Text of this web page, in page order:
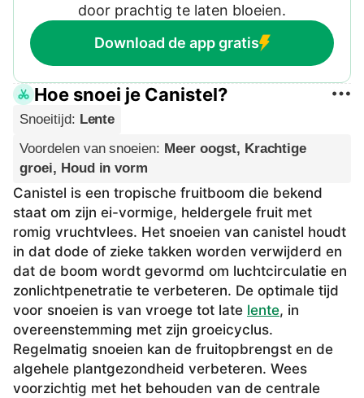
door prachtig te laten bloeien.
Download de app gratis
Hoe snoei je Canistel?
Snoeitijd: Lente
Voordelen van snoeien: Meer oogst, Krachtige
groei, Houd in vorm
Canistel is een tropische fruitboom die bekend
staat om zijn ei-vormige, heldergele fruit met
romig vruchtvlees. Het snoeien van canistel houdt
in dat dode of zieke takken worden verwijderd en
dat de boom wordt gevormd om luchtcirculatie en
zonlichtpenetratie te verbeteren. De optimale tijd
voor snoeien is van vroege tot late lente, in
overeenstemming met zijn groeicyclus.
Regelmatig snoeien kan de fruitopbrengst en de
algehele plantgezondheid verbeteren. Wees
voorzichtig met het behouden van de centrale